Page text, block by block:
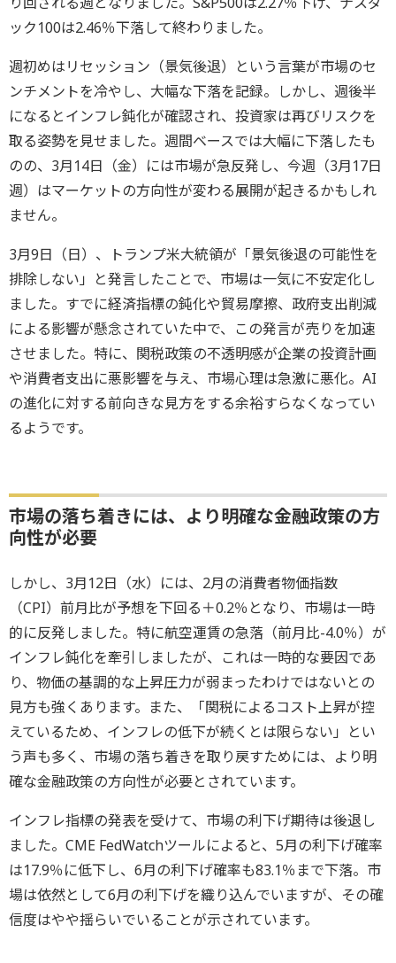
ック100は2.46％下落して終わりました。
週初めはリセッション（景気後退）という言葉が市場のセ
ンチメントを冷やし、大幅な下落を記録。しかし、週後半
になるとインフレ鈍化が確認され、投資家は再びリスクを
取る姿勢を見せました。週間ベースでは大幅に下落したも
のの、3月14日（金）には市場が急反発し、今週（3月17日
週）はマーケットの方向性が変わる展開が起きるかもしれ
ません。
3月9日（日）、トランプ米大統領が「景気後退の可能性を
排除しない」と発言したことで、市場は一気に不安定化し
ました。すでに経済指標の鈍化や貿易摩擦、政府支出削減
による影響が懸念されていた中で、この発言が売りを加速
させました。特に、関税政策の不透明感が企業の投資計画
や消費者支出に悪影響を与え、市場心理は急激に悪化。AI
の進化に対する前向きな見方をする余裕すらなくなってい
るようです。
市場の落ち着きには、より明確な金融政策の方
向性が必要
しかし、3月12日（水）には、2月の消費者物価指数
（CPI）前月比が予想を下回る＋0.2％となり、市場は一時
的に反発しました。特に航空運賃の急落（前月比-4.0％）が
インフレ鈍化を牽引しましたが、これは一時的な要因であ
り、物価の基調的な上昇圧力が弱まったわけではないとの
見方も強くあります。また、「関税によるコスト上昇が控
えているため、インフレの低下が続くとは限らない」とい
う声も多く、市場の落ち着きを取り戻すためには、より明
確な金融政策の方向性が必要とされています。
インフレ指標の発表を受けて、市場の利下げ期待は後退し
ました。CME FedWatchツールによると、5月の利下げ確率
は17.9％に低下し、6月の利下げ確率も83.1％まで下落。市
場は依然として6月の利下げを織り込んでいますが、その確
信度はやや揺らいでいることが示されています。